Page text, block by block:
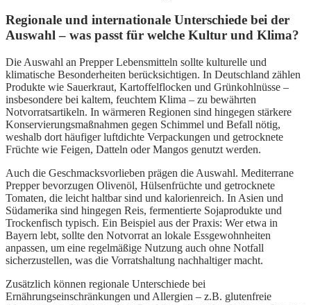
Regionale und internationale Unterschiede bei der
Auswahl – was passt für welche Kultur und Klima?
Die Auswahl an Prepper Lebensmitteln sollte kulturelle und
klimatische Besonderheiten berücksichtigen. In Deutschland zählen
Produkte wie Sauerkraut, Kartoffelflocken und Grünkohlnüsse –
insbesondere bei kaltem, feuchtem Klima – zu bewährten
Notvorratsartikeln. In wärmeren Regionen sind hingegen stärkere
Konservierungsmaßnahmen gegen Schimmel und Befall nötig,
weshalb dort häufiger luftdichte Verpackungen und getrocknete
Früchte wie Feigen, Datteln oder Mangos genutzt werden.
Auch die Geschmacksvorlieben prägen die Auswahl. Mediterrane
Prepper bevorzugen Olivenöl, Hülsenfrüchte und getrocknete
Tomaten, die leicht haltbar sind und kalorienreich. In Asien und
Südamerika sind hingegen Reis, fermentierte Sojaprodukte und
Trockenfisch typisch. Ein Beispiel aus der Praxis: Wer etwa in
Bayern lebt, sollte den Notvorrat an lokale Essgewohnheiten
anpassen, um eine regelmäßige Nutzung auch ohne Notfall
sicherzustellen, was die Vorratshaltung nachhaltiger macht.
Zusätzlich können regionale Unterschiede bei
Ernährungseinschränkungen und Allergien – z.B. glutenfreie